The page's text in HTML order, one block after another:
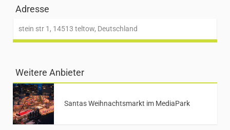
Adresse
stein str 1, 14513 teltow, Deutschland
Weitere Anbieter
Santas Weihnachtsmarkt im MediaPark